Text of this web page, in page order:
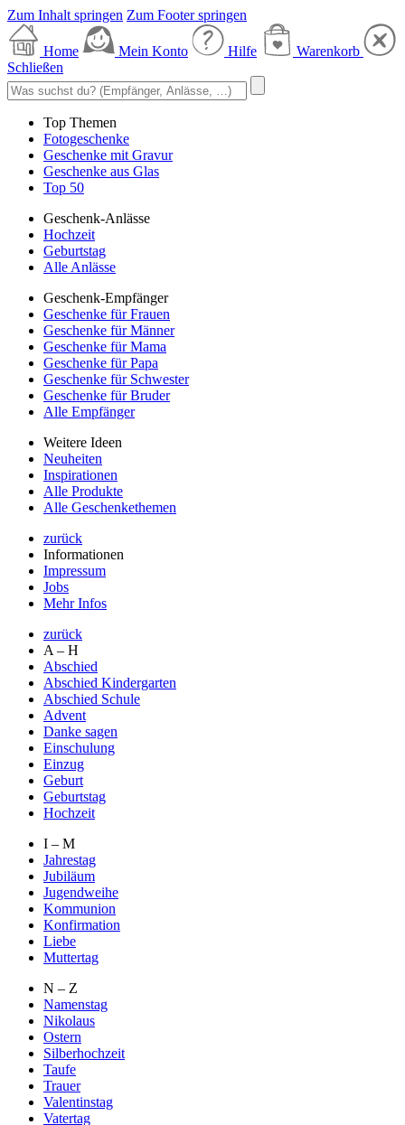
Zum Inhalt springen Zum Footer springen
Home Mein Konto Hilfe
Warenkorb
Schließen
Top Themen
Fotogeschenke
Geschenke mit Gravur
Geschenke aus Glas
Top 50
Geschenk-Anlässe
Hochzeit
Geburtstag
Alle Anlässe
Geschenk-Empfänger
Geschenke für Frauen
Geschenke für Männer
Geschenke für Mama
Geschenke für Papa
Geschenke für Schwester
Geschenke für Bruder
Alle Empfänger
Weitere Ideen
Neuheiten
Inspirationen
Alle Produkte
Alle Geschenkethemen
zurück
Informationen
Impressum
Jobs
Mehr Infos
zurück
A – H
Abschied
Abschied Kindergarten
Abschied Schule
Advent
Danke sagen
Einschulung
Einzug
Geburt
Geburtstag
Hochzeit
I – M
Jahrestag
Jubiläum
Jugendweihe
Kommunion
Konfirmation
Liebe
Muttertag
N – Z
Namenstag
Nikolaus
Ostern
Silberhochzeit
Taufe
Trauer
Valentinstag
Vatertag